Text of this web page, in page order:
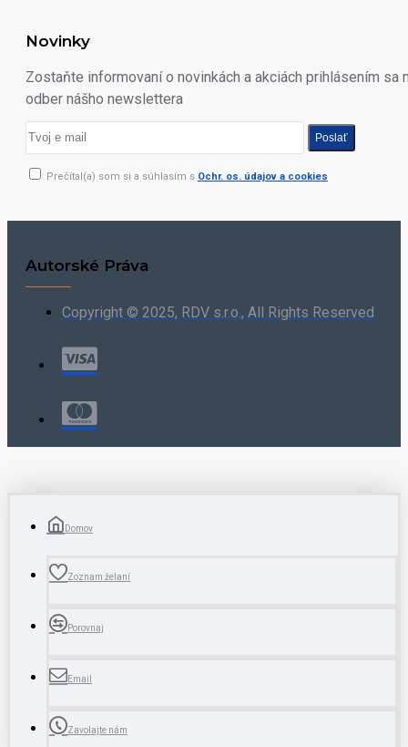
Novinky
Zostaňte informovaní o novinkách a akciách prihlásením sa
odber nášho newslettera
Poslať
Prečítal(a) som si a súhlasím s Ochr. os. údajov a cookies
Autorské Práva
Copyright © 2025, RDV s.r.o., All Rights Reserved
Domov
Zoznam želaní
Porovnaj
Email
Zavolajte nám